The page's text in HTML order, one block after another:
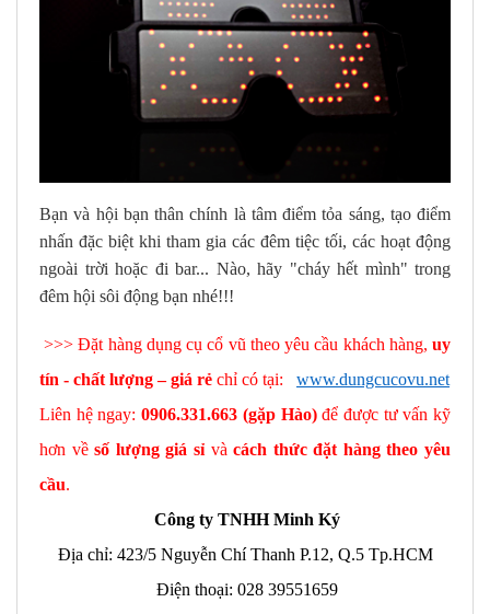
Bạn và hội bạn thân chính là tâm điểm tỏa sáng, tạo điểm
nhấn đặc biệt khi tham gia các đêm tiệc tối, các hoạt động
ngoài trời hoặc đi bar... Nào, hãy "cháy hết mình" trong
đêm hội sôi động bạn nhé!!!
>>> Đặt hàng dụng cụ cổ vũ theo yêu cầu khách hàng,uy
tín - chất lượng – giá rẻ chỉ có tại: www.dungcucovu.net
Liên hệ ngay:0906.331.663 (gặp Hào)để được tư vấn kỹ
hơn vềsố lượng giá sỉvàcách thức đặt hàng theo yêu
cầu.
Công ty TNHH Minh Ký
Địa chỉ: 423/5 Nguyễn Chí Thanh P.12, Q.5 Tp.HCM
Điện thoại: 028 39551659